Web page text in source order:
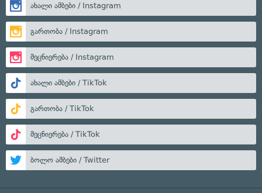
ახალი ამბები / Instagram
გართობა / Instagram
მეცნიერება / Instagram
ახალი ამბები / TikTok
გართობა / TikTok
მეცნიერება / TikTok
ბოლო ამბები / Twitter